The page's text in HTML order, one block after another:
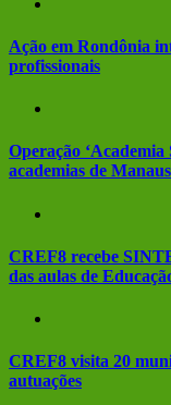
Ação em Rondônia
profissionais
Operação ‘Academia
academias de Manaus
CREF8 recebe
das aulas de
CREF8 visita 20
autuações